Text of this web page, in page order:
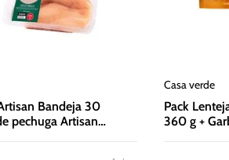
Bandeja 30
pechuga Artisan
Casa verde
Pack
360 g + Garbanzo cocido Casa verde 340 g